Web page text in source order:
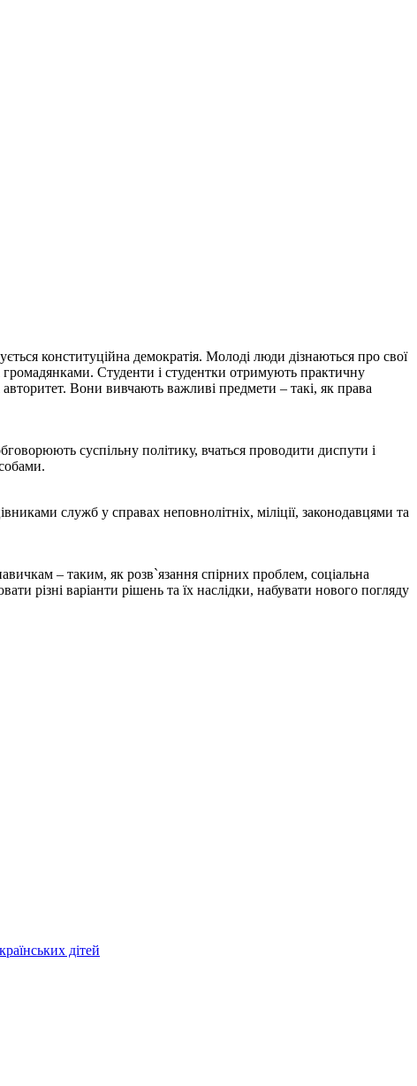
конституційна демократія. Молоді люди дізнаються про свої
Студенти і студентки отримують практичну
Вони вивчають важливі предмети – такі, як права
суспільну політику, вчаться проводити диспути і
служб у справах неповнолітніх, міліції, законодавцями та
– таким, як розв`язання спірних проблем, соціальна
різні варіанти рішень та їх наслідки, набувати нового погляду
дітей